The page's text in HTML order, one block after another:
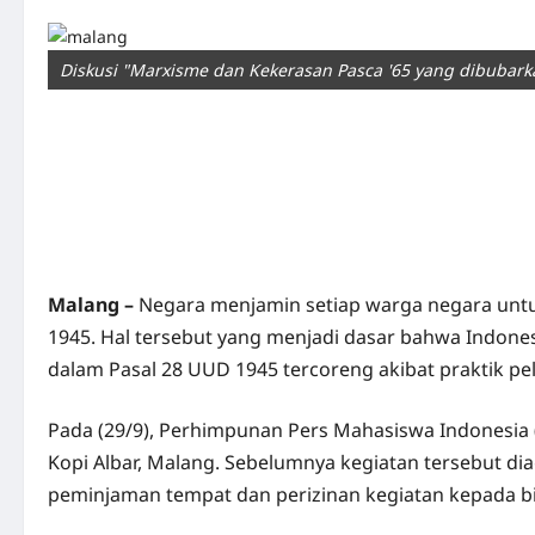
Diskusi "Marxisme dan Kekerasan Pasca '65 yang
Malang – Negara menjamin setiap warga negara
1945. Hal tersebut yang menjadi dasar bahwa
dalam Pasal 28 UUD 1945 tercoreng akibat praktik
Pada (29/9), Perhimpunan Pers Mahasiswa
Kopi Albar, Malang. Sebelumnya kegiatan tersebut
peminjaman tempat dan perizinan kegiatan kepada